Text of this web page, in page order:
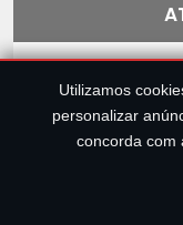
Tiragem Híbrida
Horóscopo
Utilizamos
personalizar
concorda com